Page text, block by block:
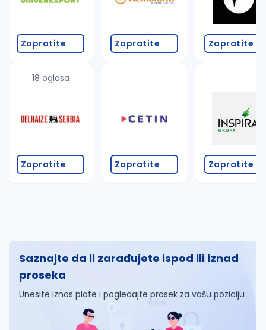
Zapratite
18 oglasa
Zapratite
Zapratite
Zapratite
Zapratite
Zapratite
Saznajte da li zarađujete ispod ili iznad
proseka
Unesite iznos plate i pogledajte prosek za vašu poziciju